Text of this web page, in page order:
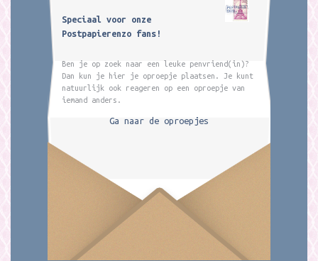
Speciaal voor onze
Postpapierenzo fans!
Ben je op zoek naar een leuke penvriend(in)?
Dan kun je hier je oproepje plaatsen. Je kunt
natuurlijk ook reageren op een oproepje van
iemand anders.
Ga naar de oproepjes